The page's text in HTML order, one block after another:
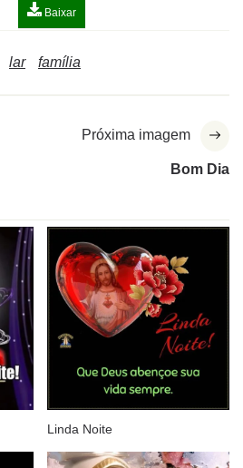
Baixar
lar família
Próxima imagem
Bom Dia
Linda Noite